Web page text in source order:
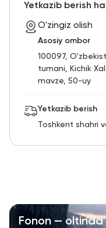
Yetkazib berish
O'zingiz olish
Asosiy ombor
100097,
tumani, Kichik
mavze, 50-uy
Yetkazib berish
Toshkent shahri
Fonon — oltinda